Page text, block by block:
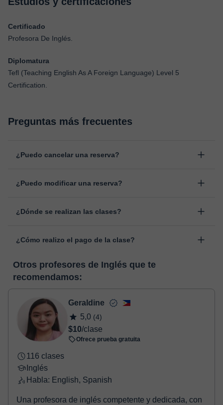
Certificado
Profesora De Inglés.
Diplomatura
Tefl (Teaching English As A Foreign Language) Level 5
Certification.
Preguntas más frecuentes
¿Puedo cancelar una reserva?
antes de la clase, indicando el motivo de cancelación.
¿Puedo modificar una reserva?
cambiar la hora o el día de clase. Puedes hacerlo desde tu área
¿Dónde se realizan las clases?
desarrollada para el ámbito formativo con muchas
pizarra virtual o el editor de textos a tiempo real. En el siguiente
enlace puedes ver una demo del aula y conocerla:
virtual
¿Cómo realizo el pago de la clase?
horas, podrás realizar el pago mediante nuestro TPV virtual.
Tienes dos opciones para efectuar el pago:
- Tarjeta de crédito.
Una vez realices el pago de la clase, recibirás un e-mail de
confirmación de la reserva.
Otros profesores de Inglés que te
recomendamos:
Geraldine
5,0 (4)
$10/clase
Ofrece prueba gratuita
116 clases
Inglés
Habla: English, Spanish
Una profesora de inglés competente y dedicada, con